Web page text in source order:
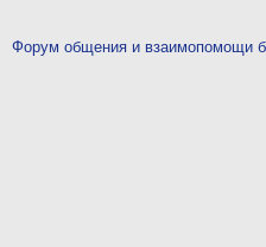
Форум общения и взаимопомощи